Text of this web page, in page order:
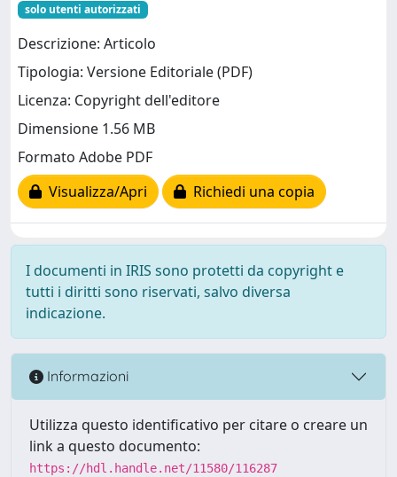
solo utenti autorizzati
Descrizione: Articolo
Tipologia: Versione Editoriale (PDF)
Licenza: Copyright dell'editore
Dimensione 1.56 MB
Formato Adobe PDF
Visualizza/Apri
Richiedi una copia
I documenti in IRIS sono protetti da copyright e
tutti i diritti sono riservati, salvo diversa
indicazione.
Informazioni
Utilizza questo identificativo per citare o creare un
link a questo documento:
https://hdl.handle.net/11580/116287